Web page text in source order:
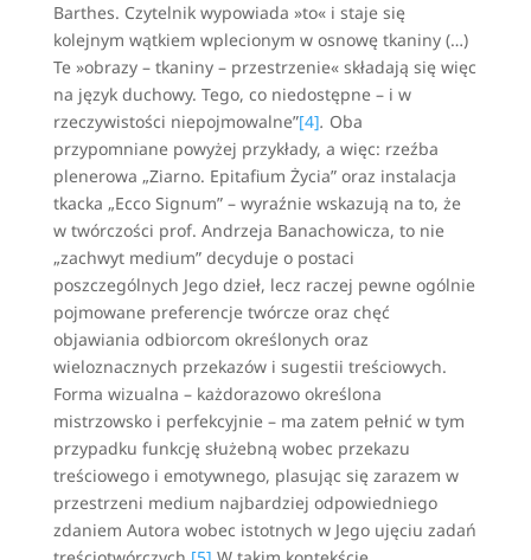
Barthes. Czytelnik wypowiada »to« i staje się
kolejnym wątkiem wplecionym w osnowę tkaniny (…)
Te »obrazy – tkaniny – przestrzenie« składają się więc
na język duchowy. Tego, co niedostępne – i w
rzeczywistości niepojmowalne”[4]. Oba
przypomniane powyżej przykłady, a więc: rzeźba
plenerowa „Ziarno. Epitafium Życia” oraz instalacja
tkacka „Ecco Signum” – wyraźnie wskazują na to, że
w twórczości prof. Andrzeja Banachowicza, to nie
„zachwyt medium” decyduje o postaci
poszczególnych Jego dzieł, lecz raczej pewne ogólnie
pojmowane preferencje twórcze oraz chęć
objawiania odbiorcom określonych oraz
wieloznacznych przekazów i sugestii treściowych.
Forma wizualna – każdorazowo określona
mistrzowsko i perfekcyjnie – ma zatem pełnić w tym
przypadku funkcję służebną wobec przekazu
treściowego i emotywnego, plasując się zarazem w
przestrzeni medium najbardziej odpowiedniego
zdaniem Autora wobec istotnych w Jego ujęciu zadań